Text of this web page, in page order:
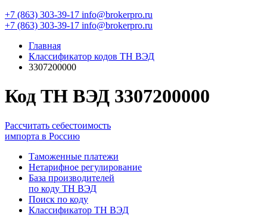
+7 (863) 303-39-17 info@brokerpro.ru
+7 (863) 303-39-17 info@brokerpro.ru
Главная
Классификатор кодов ТН ВЭД
3307200000
Код ТН ВЭД 3307200000
Рассчитать себестоимость
импорта в Россию
Таможенные платежи
Нетарифное регулирование
База производителей
по коду ТН ВЭД
Поиск по коду
Классификатор ТН ВЭД